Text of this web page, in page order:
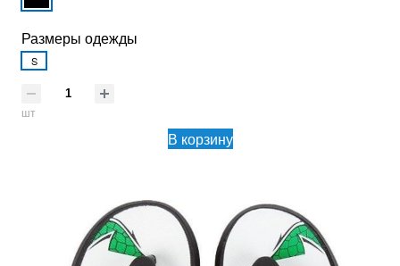
Размеры одежды
S
шт
В корзину